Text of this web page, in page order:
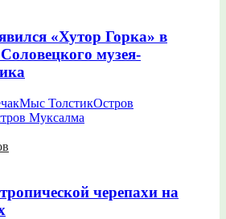
«Хутор Горка» в
музея-
Мыс ТолстикОстров
Муксалма
черепахи на